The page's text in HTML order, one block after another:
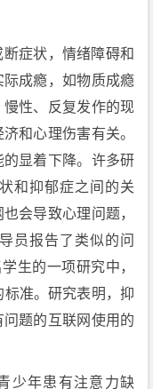
症状，情绪障碍和
成瘾，如物质成瘾
性、反复发作的现
和心理伤害有关。
的显着下降。许多研
和抑郁症之间的关
会导致心理问题，
员报告了类似的问
生的一项研究中，
准。研究表明，抑
题的互联网使用的
少年患有注意力缺